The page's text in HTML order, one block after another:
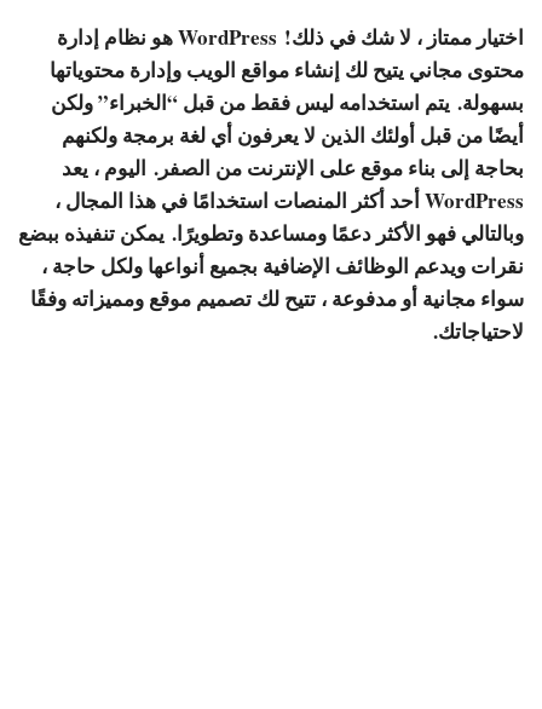
اختيار ممتاز ، لا شك في ذلك! WordPress هو نظام إدارة
محتوى مجاني يتيح لك إنشاء مواقع الويب وإدارة محتوياتها
بسهولة. يتم استخدامه ليس فقط من قبل “الخبراء” ولكن
أيضًا من قبل أولئك الذين لا يعرفون أي لغة برمجة ولكنهم
بحاجة إلى بناء موقع على الإنترنت من الصفر. اليوم ، يعد
WordPress أحد أكثر المنصات استخدامًا في هذا المجال ،
وبالتالي فهو الأكثر دعمًا ومساعدة وتطويرًا. يمكن تنفيذه ببضع
نقرات ويدعم الوظائف الإضافية بجميع أنواعها ولكل حاجة ،
سواء مجانية أو مدفوعة ، تتيح لك تصميم موقع ومميزاته وفقًا
لاحتياجاتك.